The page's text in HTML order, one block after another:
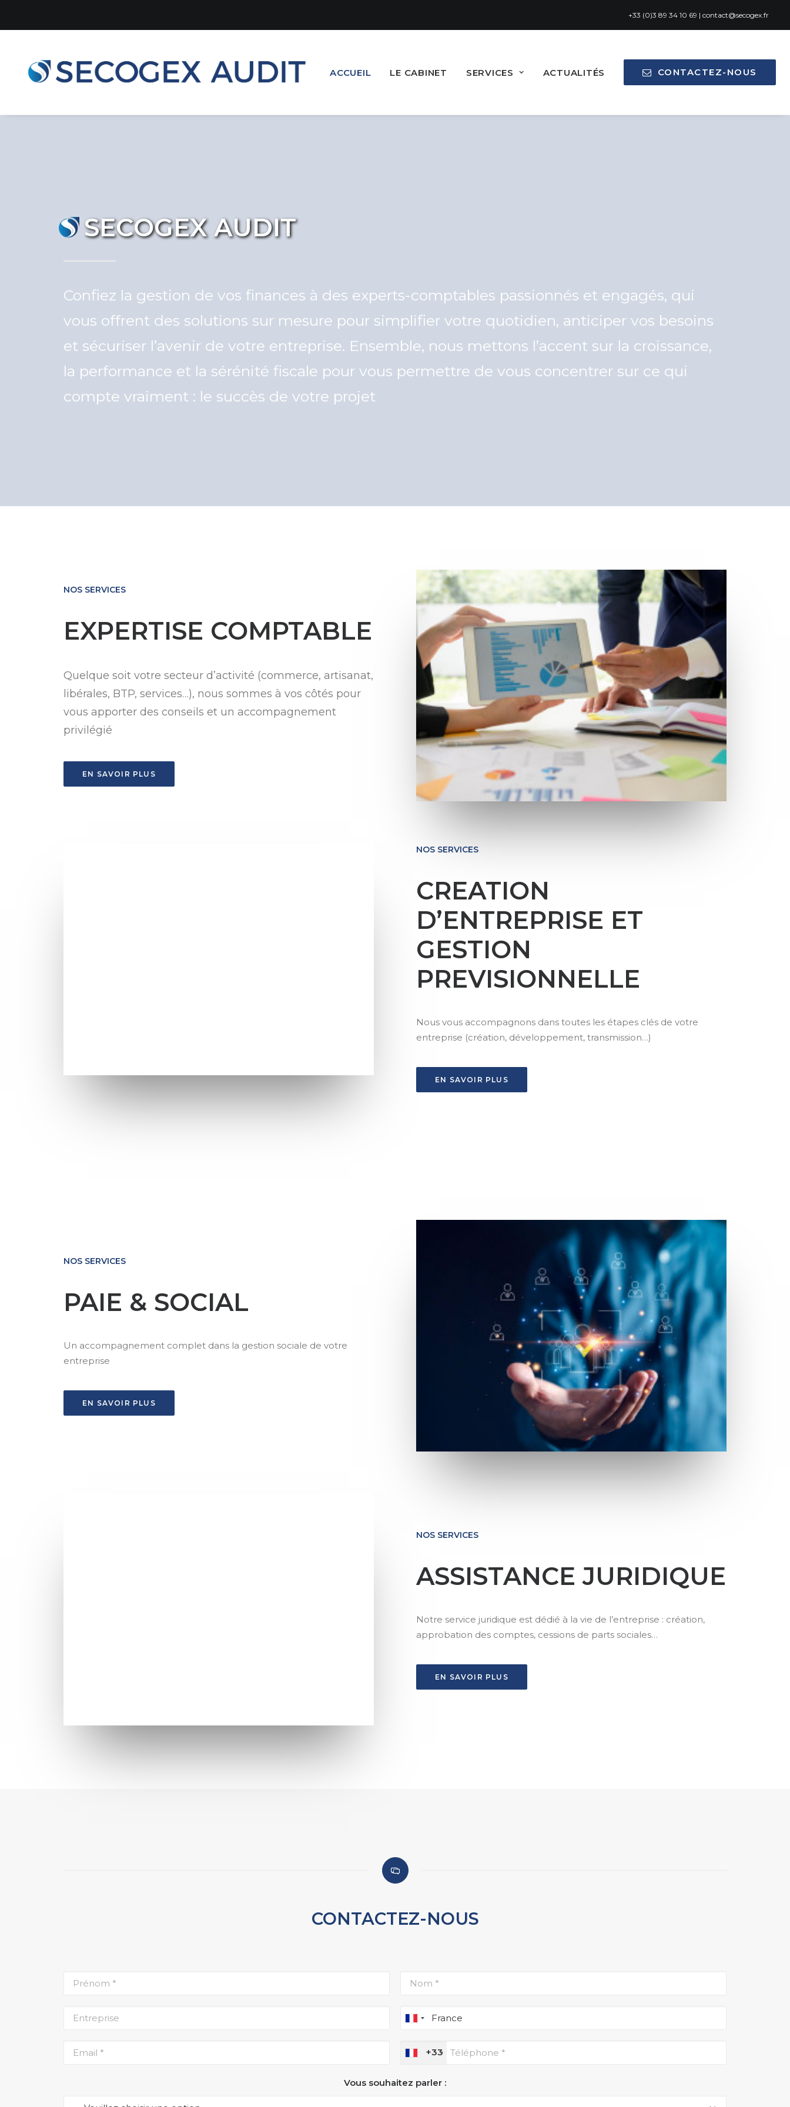
+33 (0)3 89 34 10 69 | contact@secogex.fr
ACCUEIL LE CABINET SERVICES ACTUALITÉS CONTACTEZ-NOUS
SECOGEX AUDIT
Confiez la gestion de vos finances à des experts-comptables passionnés et engagés, qui
vous offrent des solutions sur mesure pour simplifier votre quotidien, anticiper vos besoins
et sécuriser l’avenir de votre entreprise. Ensemble, nous mettons l’accent sur la croissance,
la performance et la sérénité fiscale pour vous permettre de vous concentrer sur ce qui
compte vraiment : le succès de votre projet
NOS SERVICES
EXPERTISE COMPTABLE
Quelque soit votre secteur d’activité (commerce, artisanat,
libérales, BTP, services…), nous sommes à vos côtés pour
vous apporter des conseils et un accompagnement
privilégié
EN SAVOIR PLUS
NOS SERVICES
CREATION
D’ENTREPRISE ET
GESTION
PREVISIONNELLE
Nous vous accompagnons dans toutes les étapes clés de votre
entreprise (création, développement, transmission…)
EN SAVOIR PLUS
NOS SERVICES
PAIE & SOCIAL
Un accompagnement complet dans la gestion sociale de votre
entreprise
EN SAVOIR PLUS
NOS SERVICES
ASSISTANCE JURIDIQUE
Notre service juridique est dédié à la vie de l’entreprise : création,
approbation des comptes, cessions de parts sociales…
EN SAVOIR PLUS
CONTACTEZ-NOUS
+33
Vous souhaitez parler :